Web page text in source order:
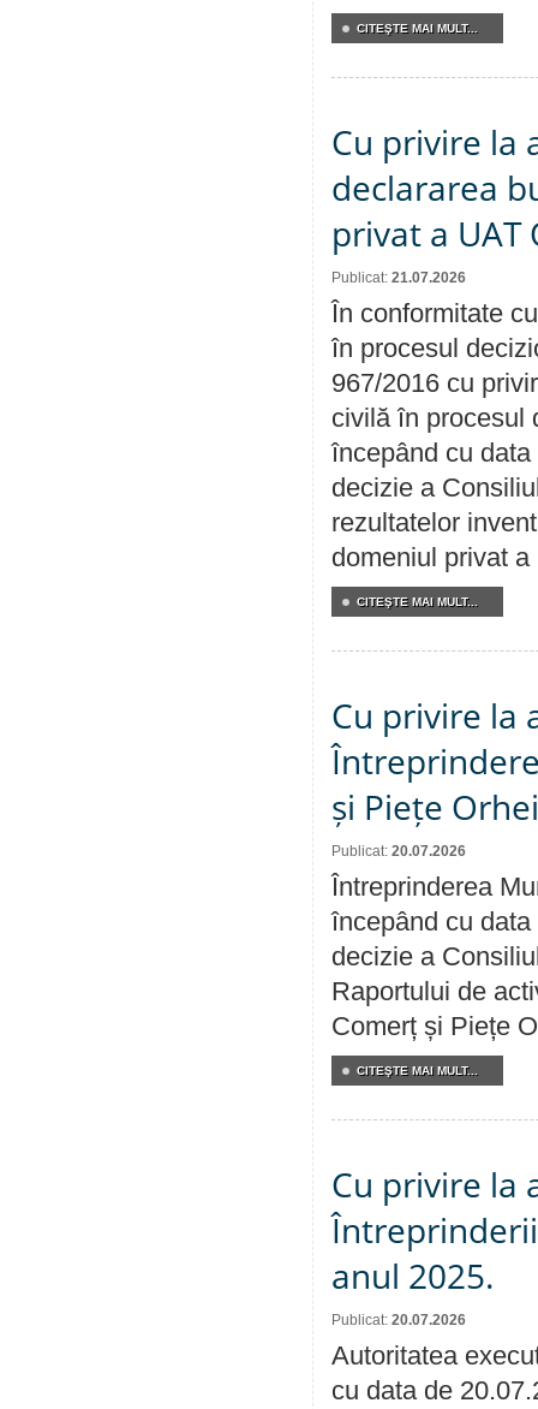
CITEŞTE MAI MULT...
Cu privire la
declararea
privat a UAT
Publicat: 21.07.2026
În conformitate
în procesul
967/2016 cu
civilă în procesul
începând cu
decizie a
rezultatelor
domeniul privat a
CITEŞTE MAI MULT...
Cu privire la
și Piețe
Publicat: 20.07.2026
Întreprinderea
începând cu
decizie a
Raportului de
Comerț și Piețe
CITEŞTE MAI MULT...
Cu privire la
anul 2025.
Publicat: 20.07.2026
Autoritatea
cu data de